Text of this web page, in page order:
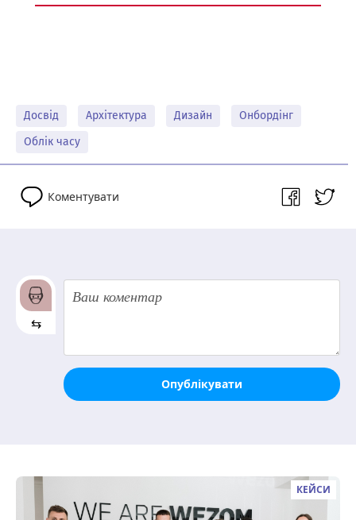
Досвід Архітектура Дизайн
Онбордінг
Облік часу
Коментувати
⇆
Опублікувати
КЕЙСИ